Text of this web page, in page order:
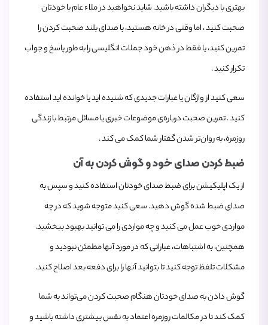
بهتری با دیگران داشته باشید. شاید نخواهید در ملاء عام با خودتان
صحبت کنید ، اما وقتی در خانه هستید، با صدای بلند صحبت کردن را
تمرین کنید، یا فقط در ذهن خود جملات انگلیسی را به طور پاسخ و جواب
تکرار کنید .
سعی کنید از واژگان یا عبارات جدیدی که شنیده ‌اید یا خوانده ‌اید استفاده
کنید . تمرین صحبت درباره‌ی موضوعات خبری یا مسائل مرتبط با زندگی
روزمره، به روان‌‌تر شدن گفتار شما کمک می‌ کند .
ضبط کردن صدای خود و گوش کردن به آن
از یک اپلیکیشن برای ضبط صدای خودتان استفاده کنید و سپس به
صدای ضبط شده گوش دهید. سعی کنید متوجه شوید که در چه
مواردی خوب عمل می‌ کنید و چه مواردی را می‌ توانید بهبود ببخشید.
همچنین، به اشتباهات، عباراتی که در مورد آنها مطمئن نبودید و
مشکلات تلفظ توجه کنید تا بتوانید آنها را برای دفعه بعد اصلاح کنید.
گوش دادن به صدای خودتان هنگام صحبت کردن می‌تواند به شما
کمک کند تا در مکالمات روزمره اعتماد به نفس بیشتری داشته باشید و